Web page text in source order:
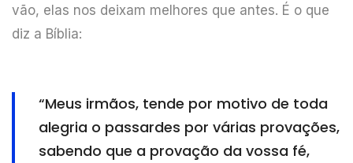
vão, elas nos deixam melhores que antes. É o que
diz a Bíblia:
“Meus irmãos, tende por motivo de toda
alegria o passardes por várias provações,
sabendo que a provação da vossa fé,